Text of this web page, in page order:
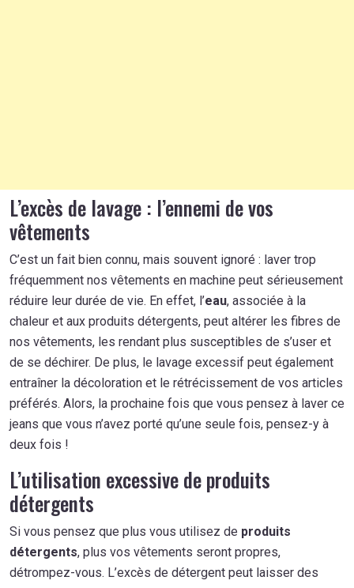
L’excès de lavage : l’ennemi de vos
vêtements
C’est un fait bien connu, mais souvent ignoré : laver trop
fréquemment nos vêtements en machine peut sérieusement
réduire leur durée de vie. En effet, l’eau, associée à la
chaleur et aux produits détergents, peut altérer les fibres de
nos vêtements, les rendant plus susceptibles de s’user et
de se déchirer. De plus, le lavage excessif peut également
entraîner la décoloration et le rétrécissement de vos articles
préférés. Alors, la prochaine fois que vous pensez à laver ce
jeans que vous n’avez porté qu’une seule fois, pensez-y à
deux fois !
L’utilisation excessive de produits
détergents
Si vous pensez que plus vous utilisez de produits
détergents, plus vos vêtements seront propres,
détrompez-vous. L’excès de détergent peut laisser des